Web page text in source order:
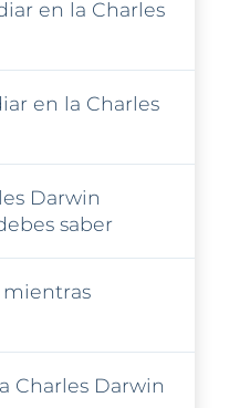
en la Charles
en la Charles
Darwin
saber
mientras
Charles Darwin